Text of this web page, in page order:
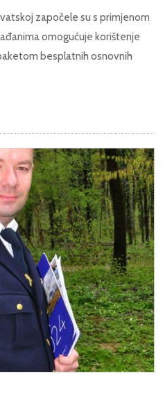
započele su s primjenom
omogućuje korištenje
besplatnih osnovnih